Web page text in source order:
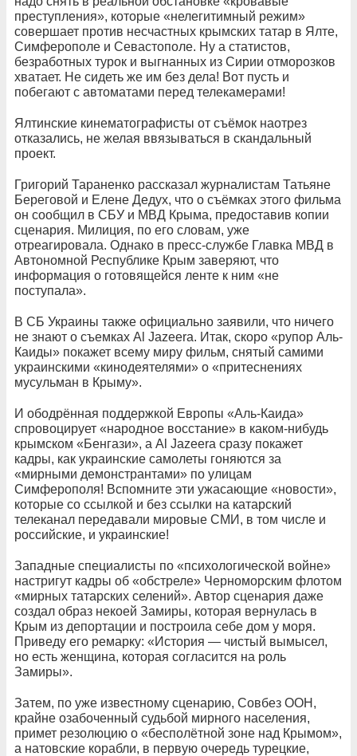
преступления», которые «нелегитимный режим»
совершает против несчастных крымских татар в Ялте,
Симферополе и Севастополе. Ну а статистов,
безработных турок и выгнанных из Сирии отморозков
хватает. Не сидеть же им без дела! Вот пусть и
побегают с автоматами перед телекамерами!
Ялтинские кинематографисты от съёмок наотрез
отказались, не желая ввязываться в скандальный
проект.
Григорий Тараненко рассказал журналистам Татьяне
Береговой и Елене Дедух, что о съёмках этого фильма
он сообщил в СБУ и МВД Крыма, предоставив копии
сценария. Милиция, по его словам, уже
отреагировала. Однако в пресс-службе Главка МВД в
Автономной Республике Крым заверяют, что
информация о готовящейся ленте к ним «не
поступала».
В СБ Украины также официально заявили, что ничего
не знают о съемках Al Jazeera. Итак, скоро «рупор Аль-
Каиды» покажет всему миру фильм, снятый самими
украинскими «кинодеятелями» о «притеснениях
мусульман в Крыму».
И ободрённая поддержкой Европы «Аль-Каида»
спровоцирует «народное восстание» в каком-нибудь
крымском «Бенгази», а Al Jazeera сразу покажет
кадры, как украинские самолеты гоняются за
«мирными демонстрантами» по улицам
Симферополя! Вспомните эти ужасающие «новости»,
которые со ссылкой и без ссылки на катарский
телеканал передавали мировые СМИ, в том числе и
российские, и украинские!
Западные специалисты по «психологической войне»
настригут кадры об «обстреле» Черноморским флотом
«мирных татарских селений». Автор сценария даже
создал образ некоей Замиры, которая вернулась в
Крым из депортации и построила себе дом у моря.
Приведу его ремарку: «История — чистый вымысел,
но есть женщина, которая согласится на роль
Замиры».
Затем, по уже известному сценарию, Совбез ООН,
крайне озабоченный судьбой мирного населения,
примет резолюцию о «бесполётной зоне над Крымом»,
а натовские корабли, в первую очередь турецкие,